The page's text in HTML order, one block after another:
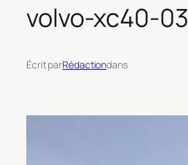
volvo-xc40-03
Écrit parRédactiondans